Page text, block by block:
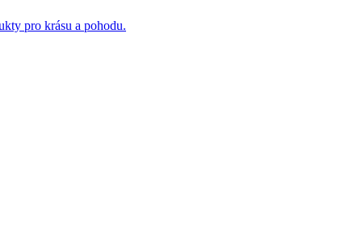
pro krásu a pohodu.